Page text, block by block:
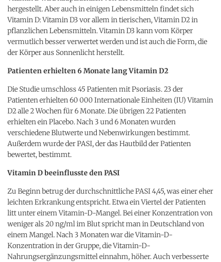
hergestellt. Aber auch in einigen Lebensmitteln findet sich
Vitamin D: Vitamin D3 vor allem in tierischen, Vitamin D2 in
pflanzlichen Lebensmitteln. Vitamin D3 kann vom Körper
vermutlich besser verwertet werden und ist auch die Form, die
der Körper aus Sonnenlicht herstellt.
Patienten erhielten 6 Monate lang Vitamin D2
Die Studie umschloss 45 Patienten mit Psoriasis. 23 der
Patienten erhielten 60 000 Internationale Einheiten (IU) Vitamin
D2 alle 2 Wochen für 6 Monate. Die übrigen 22 Patienten
erhielten ein Placebo. Nach 3 und 6 Monaten wurden
verschiedene Blutwerte und Nebenwirkungen bestimmt.
Außerdem wurde der PASI, der das Hautbild der Patienten
bewertet, bestimmt.
Vitamin D beeinflusste den PASI
Zu Beginn betrug der durchschnittliche PASI 4,45, was einer eher
leichten Erkrankung entspricht. Etwa ein Viertel der Patienten
litt unter einem Vitamin-D-Mangel. Bei einer Konzentration von
weniger als 20 ng/ml im Blut spricht man in Deutschland von
einem Mangel. Nach 3 Monaten war die Vitamin-D-
Konzentration in der Gruppe, die Vitamin-D-
Nahrungsergänzungsmittel einnahm, höher. Auch verbesserte